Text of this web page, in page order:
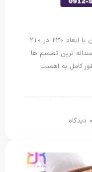
فروش پتوی لاله دونفره از شرکت رادمان با ابعاد 230 در 210
ترین تصمیم ها
کامل به اهمیت
0 دیدگاه